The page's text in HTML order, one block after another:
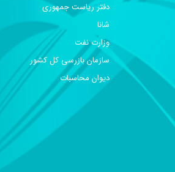
دفتر ریاست جمهوری
شانا
وزارت نفت
سازمان بازرسی کل کشور
دیوان محاسبات